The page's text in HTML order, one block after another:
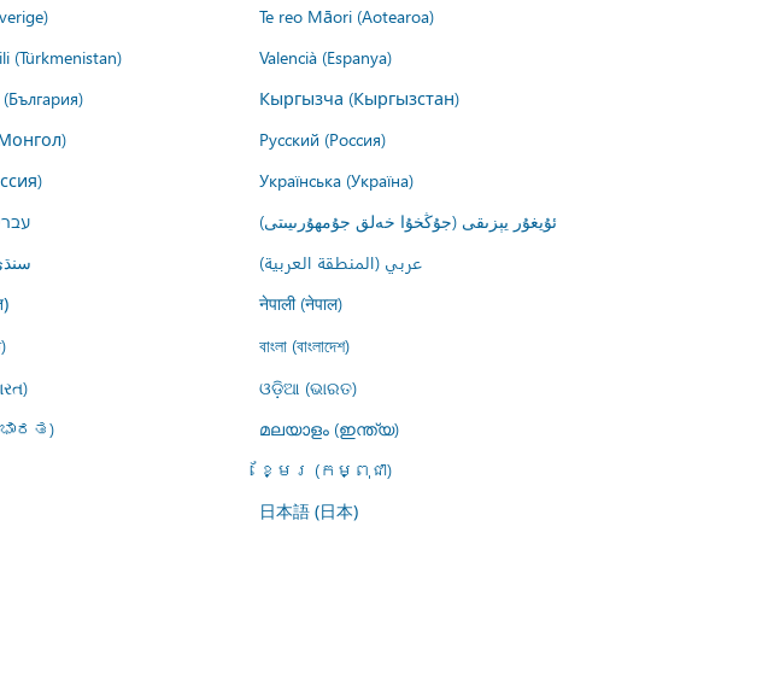
Te reo Māori (Aotearoa)
(Türkmenistan)
Valencià (Espanya)
Кыргызча (Кыргызстан)
Русский (Россия)
Українська (Україна)
ئۇيغۇر يېزىقى (جۇڭخۇا خەلق جۇمھۇرىيىتى)
عربي (المنطقة العربية)
नेपाली (नेपाल)
বাংলা (বাংলাদেশ)
ଓଡ଼ିଆ (ଭାରତ)
മലയാളം (ഇന്ത്യ)
ខ្មែរ (កម្ពុជា)
日本語 (日本)